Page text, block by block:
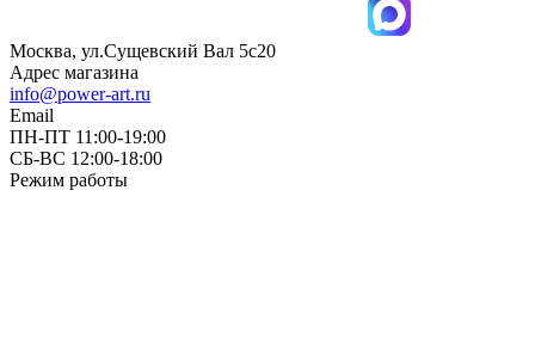
Москва, ул.Сущевский Вал 5с20
Адрес магазина
info@power-art.ru
Email
ПН-ПТ 11:00-19:00
СБ-ВС 12:00-18:00
Режим работы